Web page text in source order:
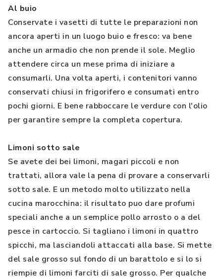
Al buio
Conservate i vasetti di tutte le preparazioni non
ancora aperti in un luogo buio e fresco: va bene
anche un armadio che non prende il sole. Meglio
attendere circa un mese prima di iniziare a
consumarli. Una volta aperti, i contenitori vanno
conservati chiusi in frigorifero e consumati entro
pochi giorni. E bene rabboccare le verdure con l'olio
per garantire sempre la completa copertura.
Limoni sotto sale
Se avete dei bei limoni, magari piccoli e non
trattati, allora vale la pena di provare a conservarli
sotto sale. E un metodo molto utilizzato nella
cucina marocchina: il risultato puo dare profumi
speciali anche a un semplice pollo arrosto o a del
pesce in cartoccio. Si tagliano i limoni in quattro
spicchi, ma lasciandoli attaccati alla base. Si mette
del sale grosso sul fondo di un barattolo e si lo si
riempie di limoni farciti di sale grosso. Per qualche